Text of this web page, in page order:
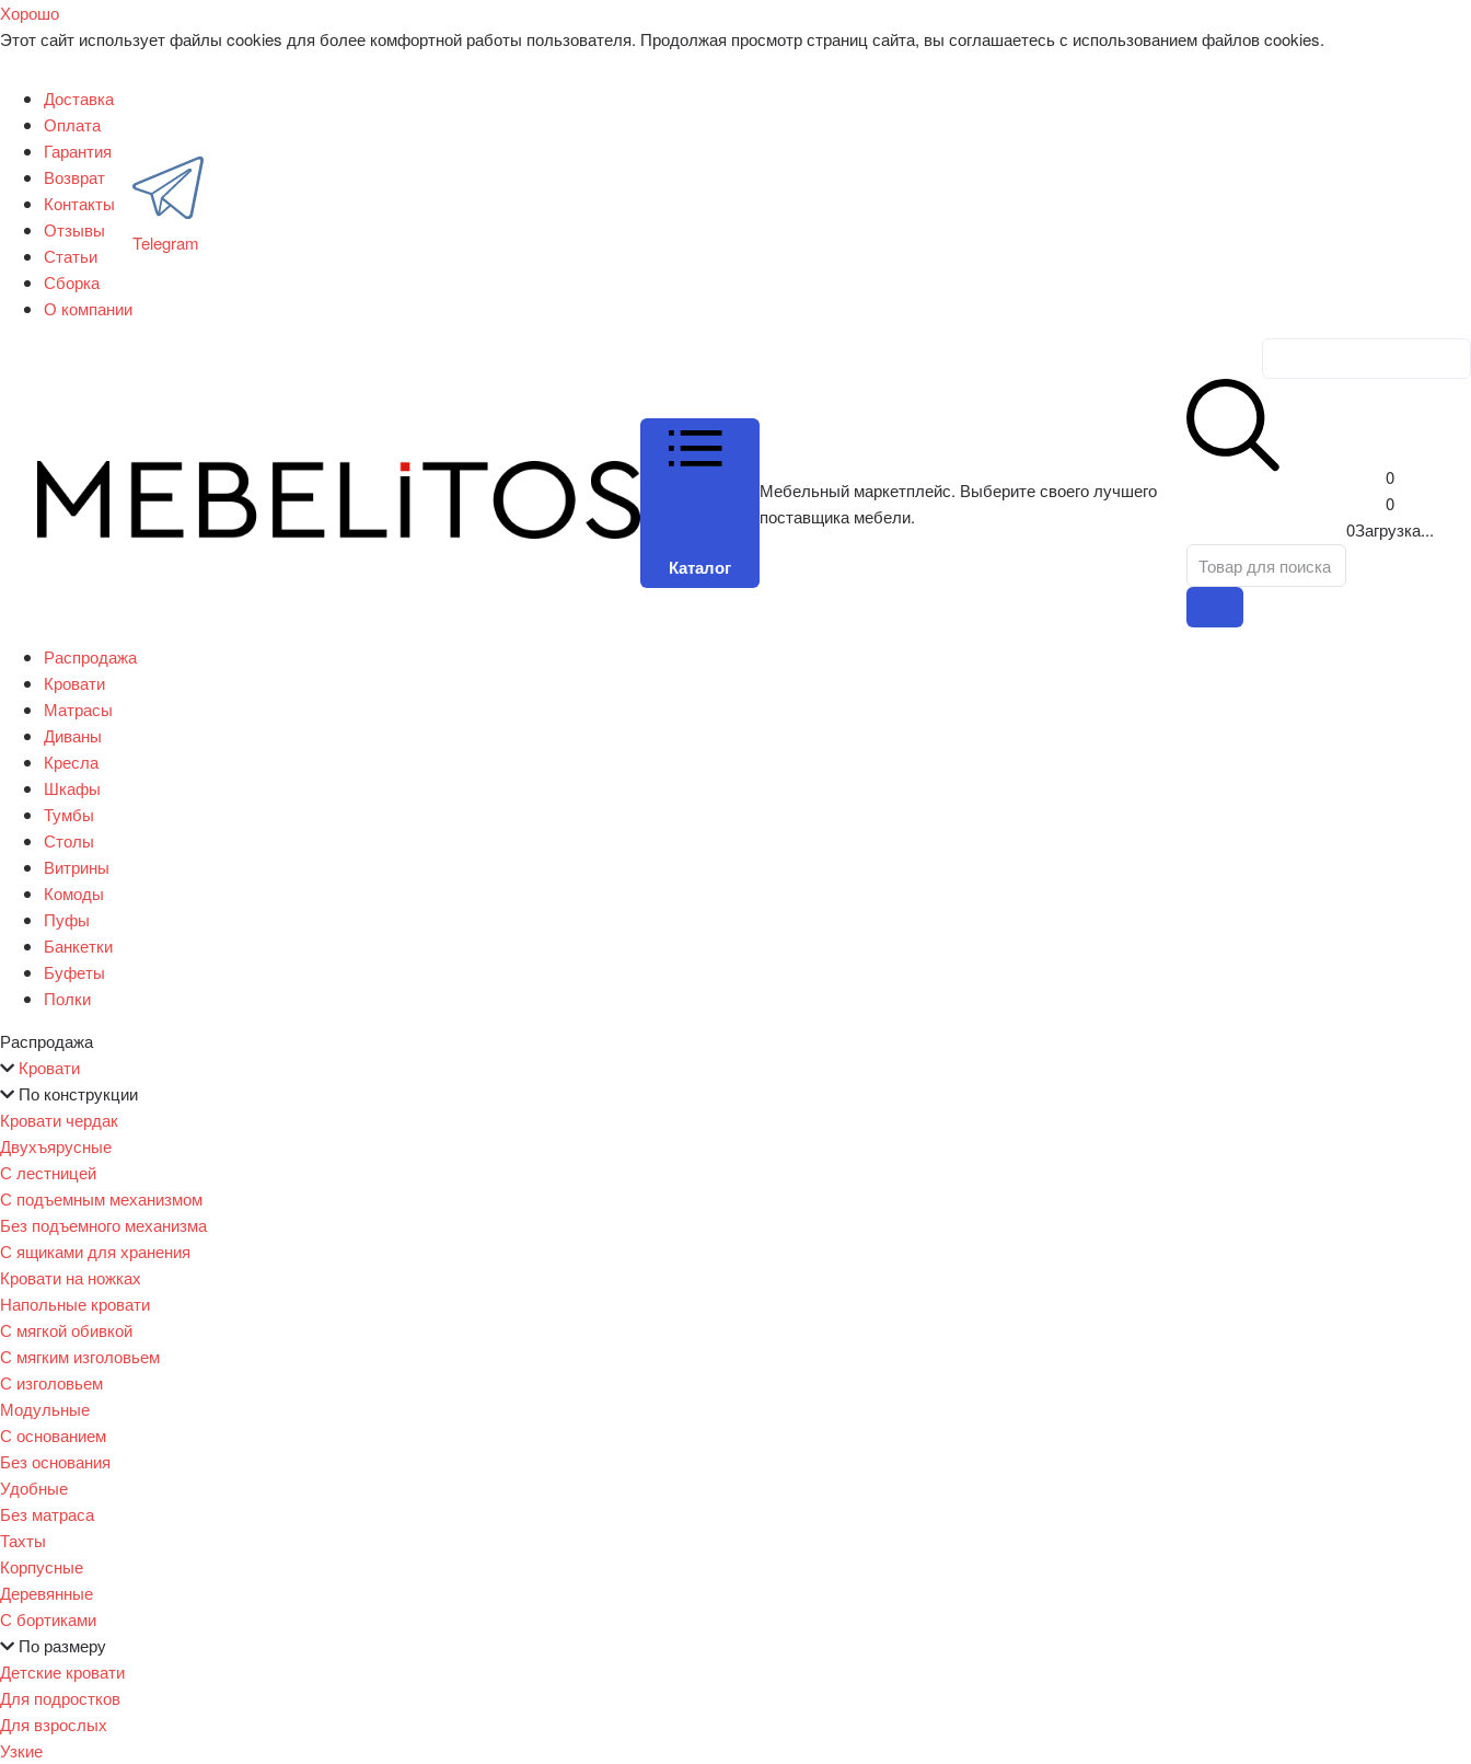
Хорошо
Этот сайт использует файлы cookies для более комфортной работы пользователя. Продолжая просмотр страниц сайта, вы соглашаетесь с использованием файлов cookies.
Доставка
Оплата
Гарантия
Возврат
Контакты
Отзывы
Статьи
Сборка
О компании
Telegram
Каталог
Мебельный маркетплейс. Выберите своего лучшего
поставщика мебели.
0
0
0Загрузка...
Распродажа
Кровати
Матрасы
Диваны
Кресла
Шкафы
Тумбы
Столы
Витрины
Комоды
Пуфы
Банкетки
Буфеты
Полки
Распродажа
Кровати
По конструкции
Кровати чердак
Двухъярусные
С лестницей
С подъемным механизмом
Без подъемного механизма
С ящиками для хранения
Кровати на ножках
Напольные кровати
С мягкой обивкой
С мягким изголовьем
С изголовьем
Модульные
С основанием
Без основания
Удобные
Без матраса
Тахты
Корпусные
Деревянные
С бортиками
По размеру
Детские кровати
Для подростков
Для взрослых
Узкие